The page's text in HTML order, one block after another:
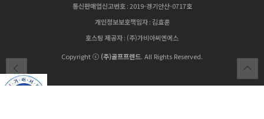
통신판매업신고번호 :2019-경기안산-0717호
개인정보보호책임자 : 김효훈
호스팅 제공자: (주)가비아씨엔에스
Copyright ⓒ (주)골프프렌드. All Rights Reserved.